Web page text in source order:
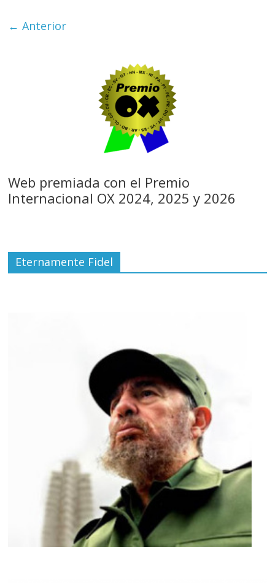
← Anterior
Web premiada con el Premio
Internacional OX 2024, 2025 y 2026
Eternamente Fidel